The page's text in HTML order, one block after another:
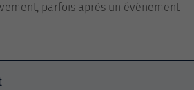
parfois après un événement